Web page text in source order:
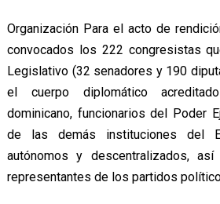
Organización Para el acto de
convocados los 222 congresistas
Legislativo (32 senadores y 190
el cuerpo diplomático
dominicano, funcionarios del Poder
de las demás instituciones del
autónomos y descentralizados,
representantes de los partidos